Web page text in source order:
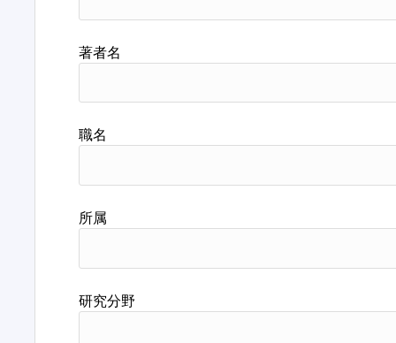
著者名
職名
所属
研究分野